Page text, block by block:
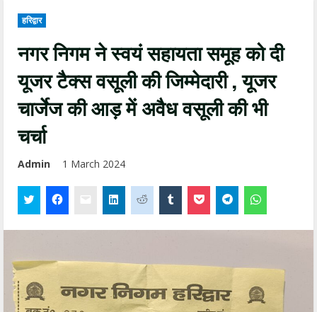
हरिद्वार
नगर निगम ने स्वयं सहायता समूह को दी
यूजर टैक्स वसूली की जिम्मेदारी , यूजर
चार्जेज की आड़ में अवैध वसूली की भी
चर्चा
Admin 1 March 2024